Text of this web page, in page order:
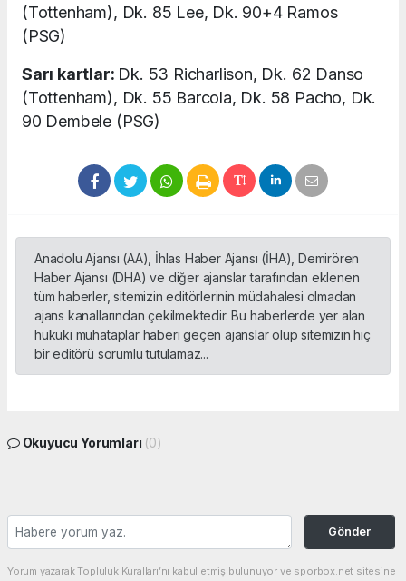
(Tottenham), Dk. 85 Lee, Dk. 90+4 Ramos
(PSG)
Sarı kartlar: Dk. 53 Richarlison, Dk. 62 Danso
(Tottenham), Dk. 55 Barcola, Dk. 58 Pacho, Dk.
90 Dembele (PSG)
Anadolu Ajansı (AA), İhlas Haber Ajansı (İHA), Demirören
Haber Ajansı (DHA) ve diğer ajanslar tarafından eklenen
tüm haberler, sitemizin editörlerinin müdahalesi olmadan
ajans kanallarından çekilmektedir. Bu haberlerde yer alan
hukuki muhataplar haberi geçen ajanslar olup sitemizin hiç
bir editörü sorumlu tutulamaz...
Okuyucu Yorumları (0)
Gönder
Yorum yazarak Topluluk Kuralları’nı kabul etmiş bulunuyor ve sporbox.net sitesine